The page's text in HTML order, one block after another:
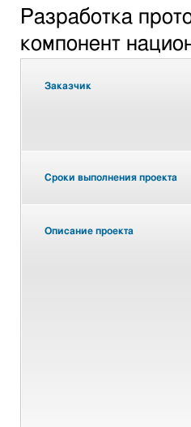
Разработка
компонент
Заказчик
Сроки выполнения проекта
Описание проекта